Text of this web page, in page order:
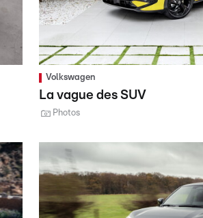
Volkswagen
La vague des SUV
Photos